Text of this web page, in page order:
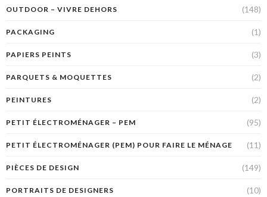
OUTDOOR – VIVRE DEHORS (148)
PACKAGING (1)
PAPIERS PEINTS (3)
PARQUETS & MOQUETTES (2)
PEINTURES (2)
PETIT ÉLECTROMÉNAGER – PEM (95)
PETIT ÉLECTROMÉNAGER (PEM) POUR FAIRE LE MÉNAGE (11)
PIÈCES DE DESIGN (149)
PORTRAITS DE DESIGNERS (10)